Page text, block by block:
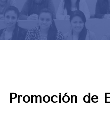
Promoción de